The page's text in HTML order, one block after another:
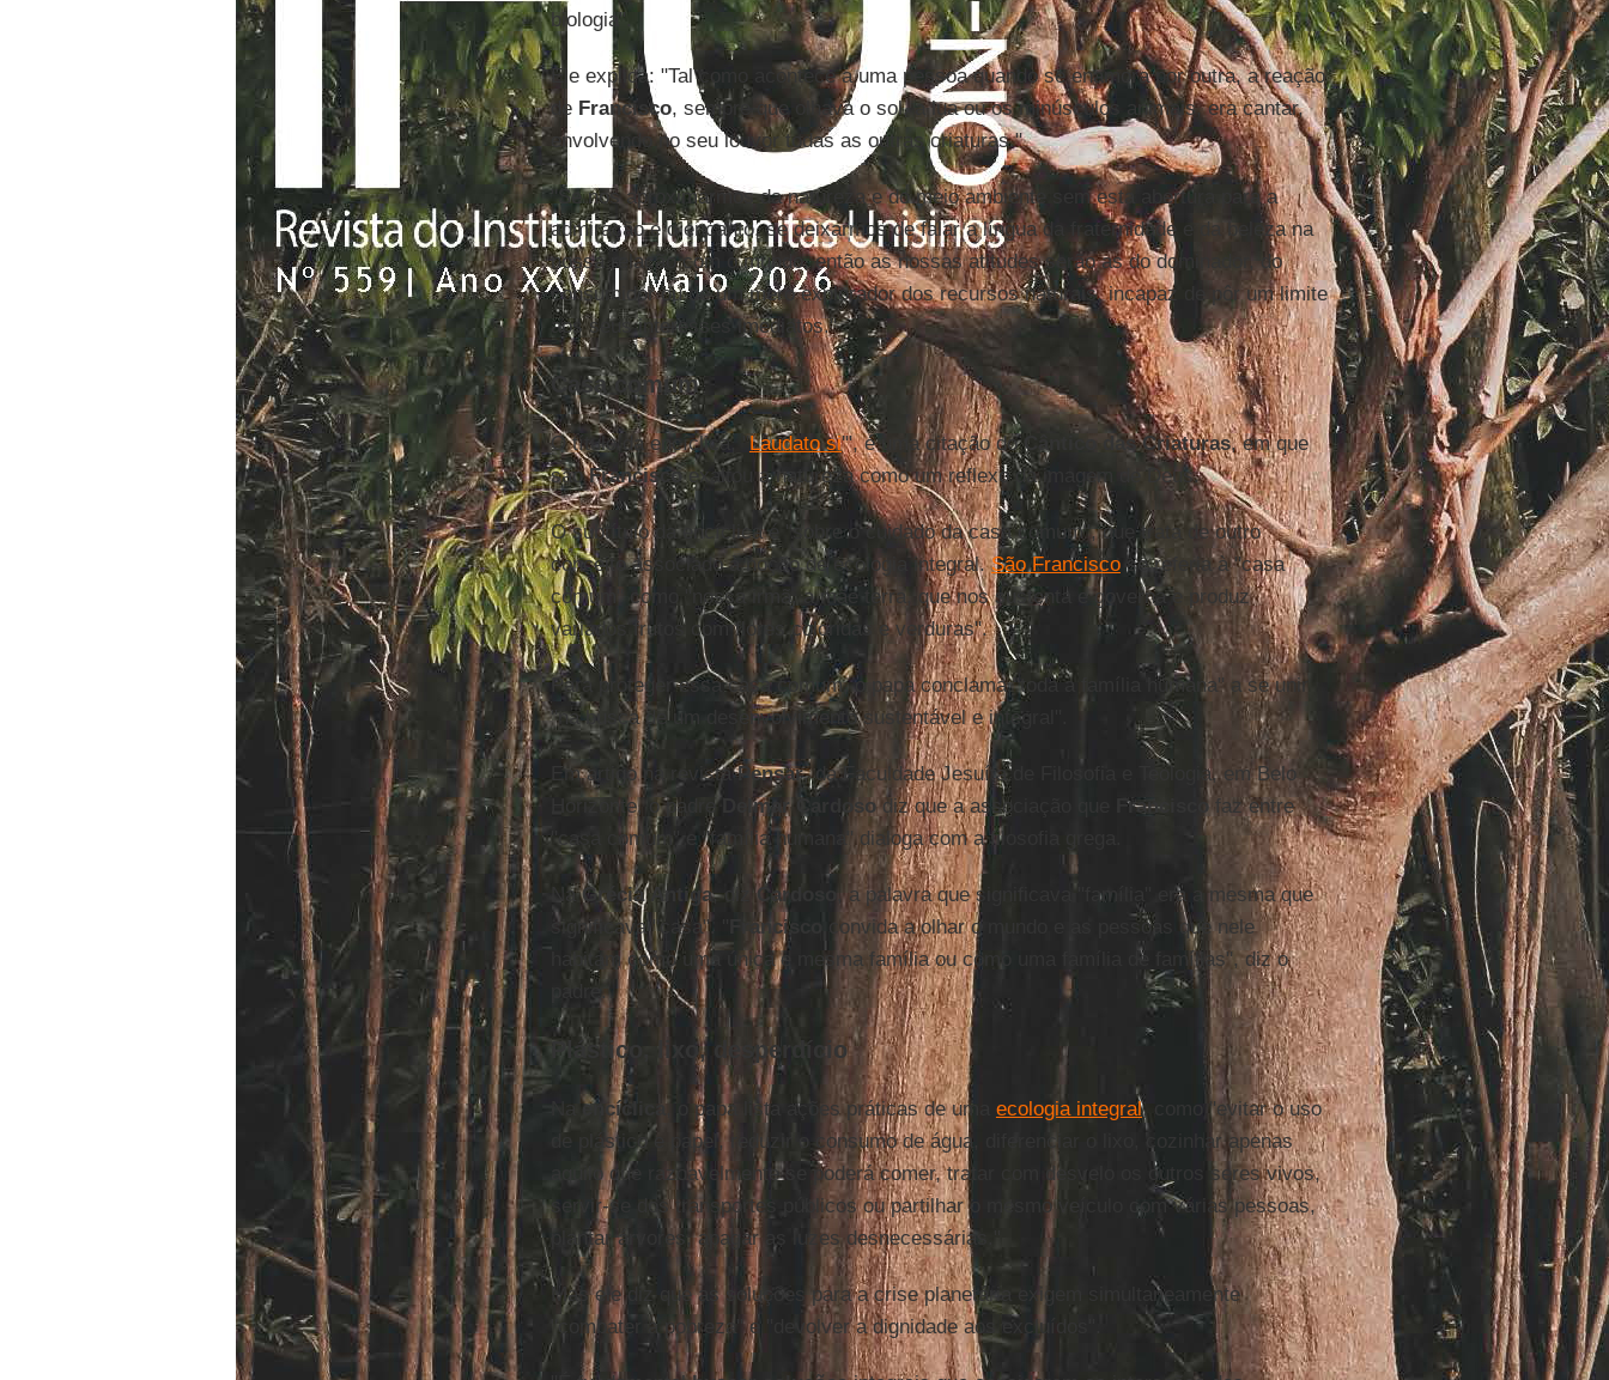
biologia".
Ele explica: "Tal como acontece a uma pessoa quando se enamora por outra, a reação
de Francisco, sempre que olhava o sol, a lua ou os minúsculos animais, era cantar,
envolvendo no seu louvor todas as outras criaturas."
"Se nos aproximarmos da natureza e do meio ambiente sem esta abertura para a
admiração e o encanto, se deixarmos de falar a língua da fraternidade e da beleza na
nossa relação com o mundo, então as nossas atitudes serão as do dominador, do
consumidor ou de um mero explorador dos recursos naturais, incapaz de pôr um limite
aos seus interesses imediatos."
Casa comum
O título da encíclica, "Laudato si'", é uma citação doCântico das Criaturas, em que
sãoFranciscoexaltou a natureza como um reflexo da imagem de Deus.
O subtítulo da encíclica é "sobre o cuidado da casa comum", que trata de outro
conceito associado à noção de ecologia integral.São Franciscose referia à "casa
comum" como "nossa irmã, a mãe terra, que nos sustenta e governa e produz
variados frutos com flores coloridas e verduras".
Para proteger essa casa comum, o papa conclama "toda a família humana" a se unir
"na busca de um desenvolvimento sustentável e integral".
Em artigo na revistaPensar, da Faculdade Jesuíta de Filosofia e Teologia, em Belo
Horizonte, o padre Delmar Cardosodiz que a associação que Franciscofaz entre
"casa comum" e "família humana" dialoga com a filosofia grega.
NaGrécia Antiga, dizCardoso
, a palavra que significava "família" era a mesma que
significava "casa". "
Francisco
convida a olhar o mundo e as pessoas que nele
habitam como uma única e mesma família ou como uma família de famílias", diz o
padre.
Plástico, lixo, desperdício
encíclica , o papa lista ações práticas de uma ecologia integral, como "evitar o uso
de plástico e papel, reduzir o consumo de água, diferenciar o lixo, cozinhar apenas
aquilo que razoavelmente se poderá comer, tratar com desvelo os outros seres vivos,
servir-se dos transportes públicos ou partilhar o mesmo veículo com várias pessoas,
plantar árvores, apagar as luzes desnecessárias."
Mas ele diz que as soluções para a crise planetária exigem simultaneamente
"combater a pobreza" e "devolver a dignidade aos excluídos".